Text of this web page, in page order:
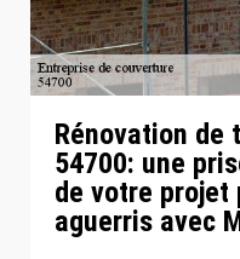
Rénovation de
54700: une
de votre projet
aguerris avec